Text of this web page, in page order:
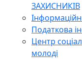
ЗАХИСНИКІВ
Податкова
Центр
молоді